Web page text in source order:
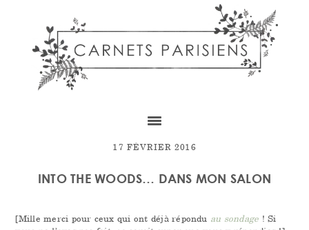
17 FÉVRIER 2016
INTO THE WOODS… DANS MON SALON
[Mille merci pour ceux qui ont déjà répondu au sondage ! Si